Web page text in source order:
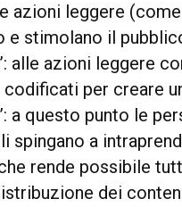
azioni leggere
e stimolano il
alle azioni leggere
per creare
a questo punto le
spingano a
rende possibile
dei